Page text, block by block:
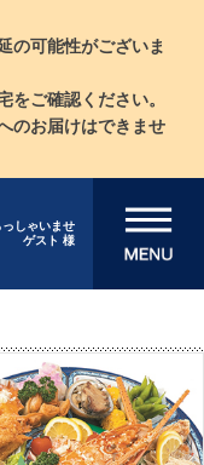
の可能性がございま
ご確認ください。
のお届けはできませ
っしゃいませ
ゲスト 様
メニューを開